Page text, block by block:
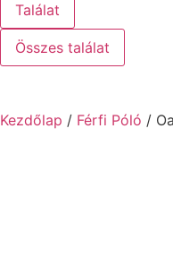
Találat
Összes találat
Kezdőlap / Férfi Póló /